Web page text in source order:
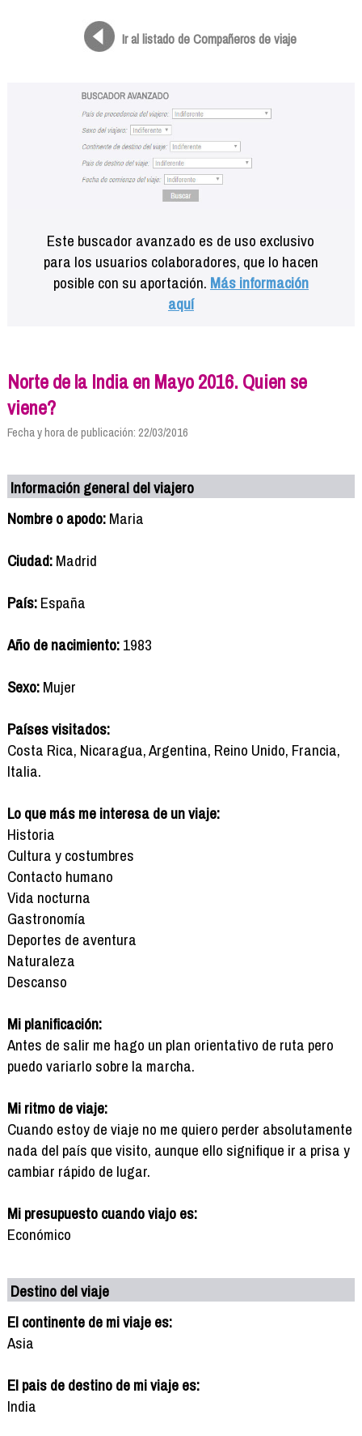
Ir al listado de Compañeros de viaje
Este buscador avanzado es de uso exclusivo
para los usuarios colaboradores, que lo hacen
posible con su aportación. Más información
aquí
Norte de la India en Mayo 2016. Quien se
viene?
Fecha y hora de publicación: 22/03/2016
Información general del viajero
Nombre o apodo:Maria
Ciudad:Madrid
País:España
Año de nacimiento:1983
Sexo:Mujer
Países visitados:
Costa Rica, Nicaragua, Argentina, Reino Unido, Francia,
Italia.
Lo que más me interesa de un viaje:
Historia
Cultura y costumbres
Contacto humano
Vida nocturna
Gastronomía
Deportes de aventura
Naturaleza
Descanso
Mi planificación:
Antes de salir me hago un plan orientativo de ruta pero
puedo variarlo sobre la marcha.
Mi ritmo de viaje:
Cuando estoy de viaje no me quiero perder absolutamente
nada del país que visito, aunque ello signifique ir a prisa y
cambiar rápido de lugar.
Mi presupuesto cuando viajo es:
Económico
Destino del viaje
El continente de mi viaje es:
Asia
El pais de destino de mi viaje es:
India